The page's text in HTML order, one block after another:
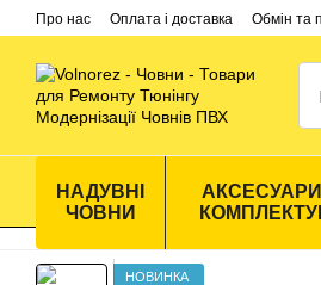
Перейти до основного контенту
Про нас Оплата і доставка Обмін та
НАДУВНІ
ЧОВНИ
НОВИНКА